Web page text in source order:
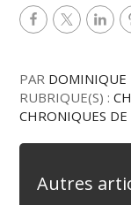
PAR DOMINIQUE
RUBRIQUE(S) :
CHRONIQUES
Autres